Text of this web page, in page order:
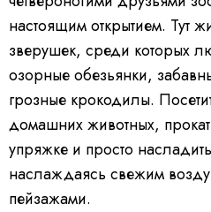
настоящим открытием. Тут
зверушек, среди которых
озорные обезьянки,
грозные крокодилы.
домашних животных,
упряжке и просто
наслаждаясь свежим
пейзажами.